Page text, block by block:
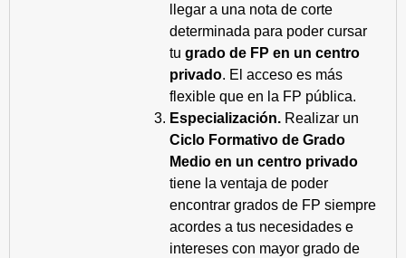
llegar a una nota de corte
determinada para poder cursar
tu grado de FP en un centro
privado. El acceso es más
flexible que en la FP pública.
Especialización. Realizar un
Ciclo Formativo de Grado
Medio en un centro privado
tiene la ventaja de poder
encontrar grados de FP siempre
acordes a tus necesidades e
intereses con mayor grado de